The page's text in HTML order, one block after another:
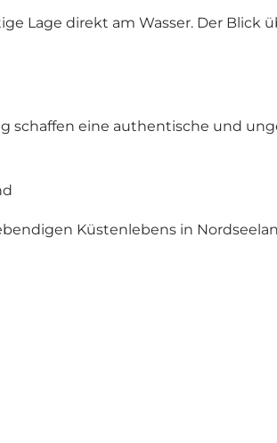
Lage direkt am Wasser. Der
schaffen eine authentische und
Küstenlebens in